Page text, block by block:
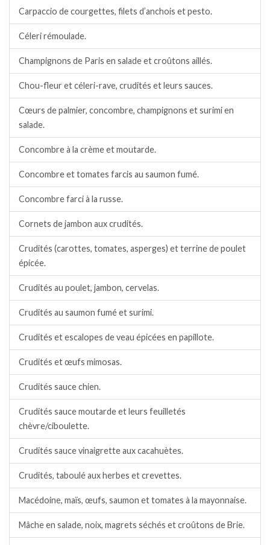
Carpaccio de courgettes, filets d’anchois et pesto.
Céleri rémoulade.
Champignons de Paris en salade et croûtons aillés.
Chou-fleur et céleri-rave, crudités et leurs sauces.
Cœurs de palmier, concombre, champignons et surimi en
salade.
Concombre à la crème et moutarde.
Concombre et tomates farcis au saumon fumé.
Concombre farci à la russe.
Cornets de jambon aux crudités.
Crudités (carottes, tomates, asperges) et terrine de poulet
épicée.
Crudités au poulet, jambon, cervelas.
Crudités au saumon fumé et surimi.
Crudités et escalopes de veau épicées en papillote.
Crudités et œufs mimosas.
Crudités sauce chien.
Crudités sauce moutarde et leurs feuilletés
chèvre/ciboulette.
Crudités sauce vinaigrette aux cacahuètes.
Crudités, taboulé aux herbes et crevettes.
Macédoine, maïs, œufs, saumon et tomates à la mayonnaise.
Mâche en salade, noix, magrets séchés et croûtons de Brie.